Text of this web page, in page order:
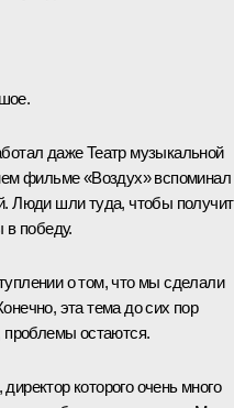
даже Театр музыкальной
фильме «Воздух» вспоминал
Люди шли туда, чтобы
в победу.
о том, что мы сделали
эта тема до сих пор
проблемы остаются.
которого очень много